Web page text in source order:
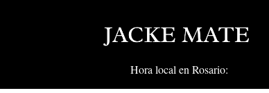
Hora local en Rosario: